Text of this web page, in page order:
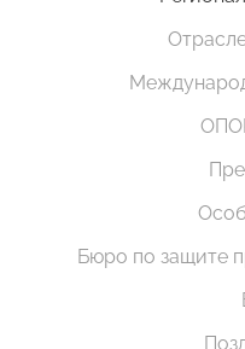
Бюро по защите